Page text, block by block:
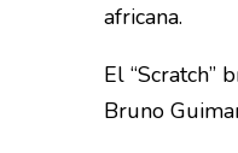
africana.
El “Scratch”
Bruno